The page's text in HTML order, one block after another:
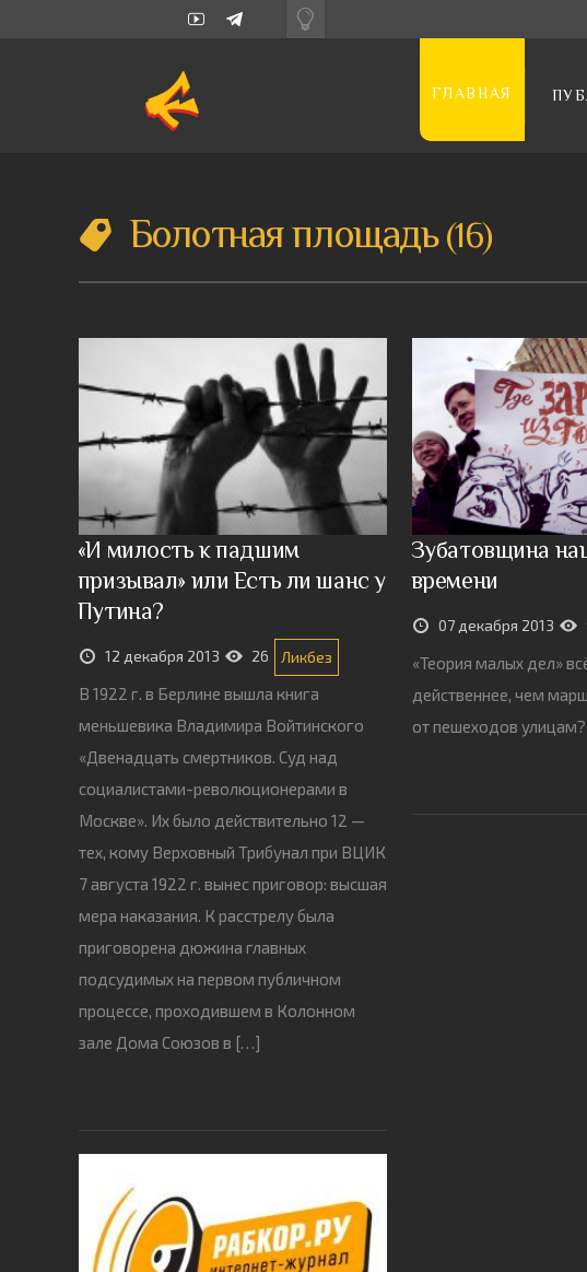
ГЛАВНАЯ
Болотная площадь 16
«И милость к падшим
призывал» или Есть ли шанс у
Путина?
12 декабря 2013 26 Ликбез
В 1922 г. в Берлине вышла книга
меньшевика Владимира Войтинского
«Двенадцать смертников. Суд над
социалистами-революционерами в
Москве». Их было действительно 12 —
тех, кому Верховный Трибунал при ВЦИК
7 августа 1922 г. вынес приговор: высшая
мера наказания. К расстрелу была
приговорена дюжина главных
подсудимых на первом публичном
процессе, проходившем в Колонном
зале Дома Союзов в […]
Зубатовщина
времени
07 декабря 2013
«Теория малых дел»
действеннее, чем
от пешеходов улицам?